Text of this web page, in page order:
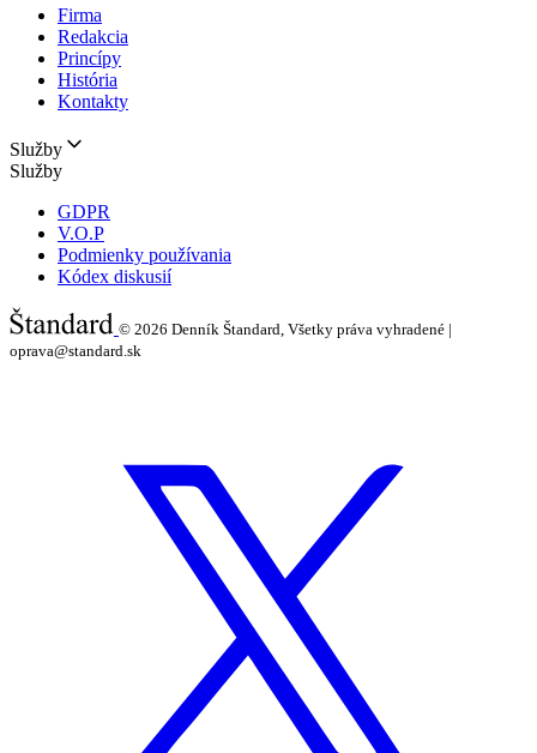
Firma
Redakcia
Princípy
História
Kontakty
Služby
Služby
GDPR
V.O.P
Podmienky používania
Kódex diskusií
© 2026 Denník Štandard, Všetky práva vyhradené |
oprava@standard.sk